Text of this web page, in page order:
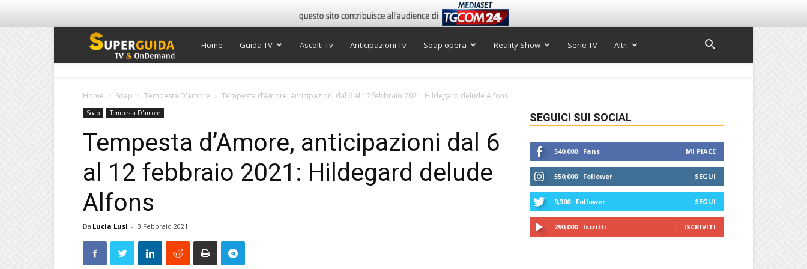
Super
Home Guida TV Ascolti Tv Anticipazioni Tv Soap opera Reality Show Serie TV Altri
Home Soap Tempesta D'amore Tempesta d’Amore, anticipazioni dal 6 al 12 febbraio 2021: Hildegard delude Alfons
Soap Tempesta D'amore
Tempesta d’Amore, anticipazioni dal 6
al 12 febbraio 2021: Hildegard delude
Alfons
Da Lucia Lusi - 3 Febbraio 2021
SEGUICI SUI SOCIAL
540,000 Fans MI PIACE
550,000 Follower SEGUI
9,300 Follower SEGUI
290,000 Iscritti ISCRIVITI